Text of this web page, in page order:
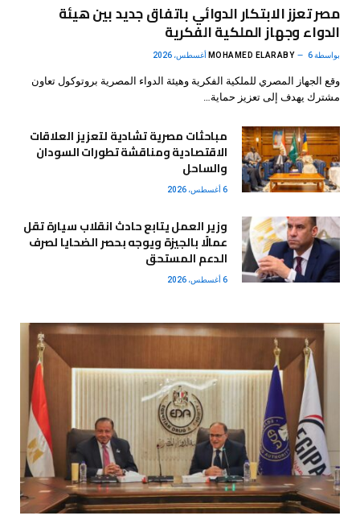
مصر تعزز الابتكار الدوائي باتفاق جديد بين هيئة
الدواء وجهاز الملكية الفكرية
بواسطة MOHAMED ELARABY 6 أغسطس، 2026
وقع الجهاز المصري للملكية الفكرية وهيئة الدواء المصرية بروتوكول تعاون
مشترك يهدف إلى تعزيز حماية…
مباحثات مصرية تشادية لتعزيز العلاقات
الاقتصادية ومناقشة تطورات السودان
والساحل
6 أغسطس، 2026
وزير العمل يتابع حادث انقلاب سيارة تقل
عمالًا بالجيزة ويوجه بحصر الضحايا لصرف
الدعم المستحق
6 أغسطس، 2026